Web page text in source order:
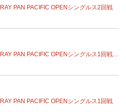
PAN PACIFIC OPENシングルス2回戦
PAN PACIFIC OPENシングルス1回戦結果
PAN PACIFIC OPENシングルス1回戦